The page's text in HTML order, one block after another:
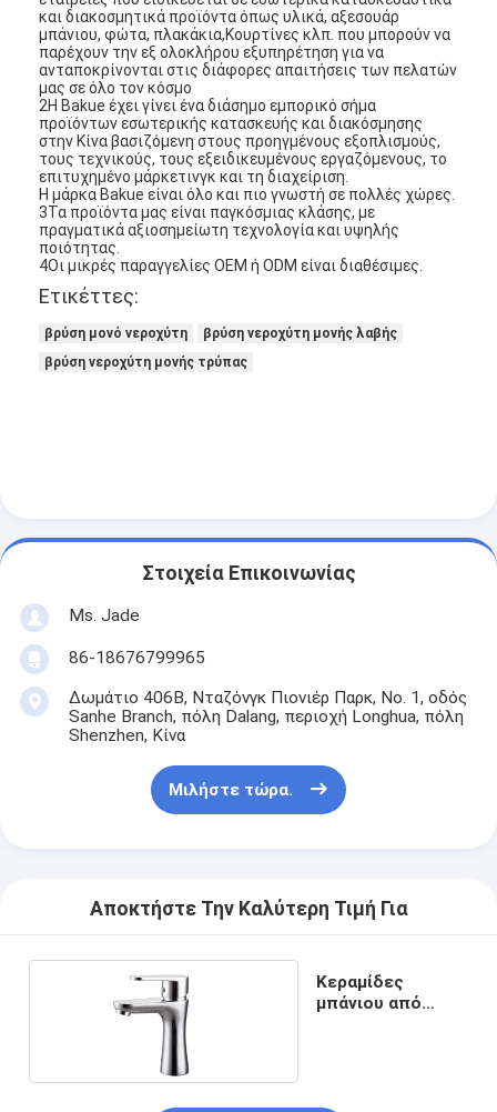
Προϊόντα
Έλεγχος ποιότητας
Επικοινωνήστε μαζί μας
Mortise κλειδαριά πορτών
Κλειδωτήρας πόρτας από ανοξείδωτο χάλυβα
πόρτα εισόδων handlesets
και διακοσμητικά προϊόντα όπως υλικά, αξεσουάρ
μπάνιου, φώτα, πλακάκια,Κουρτίνες κλπ. που μπορούν να
παρέχουν την εξ ολοκλήρου εξυπηρέτηση για να
ανταποκρίνονται στις διάφορες απαιτήσεις των πελατών
μας σε όλο τον κόσμο
2Η Bakue έχει γίνει ένα διάσημο εμπορικό σήμα
προϊόντων εσωτερικής κατασκευής και διακόσμησης
στην Κίνα βασιζόμενη στους προηγμένους εξοπλισμούς,
τους τεχνικούς, τους εξειδικευμένους εργαζόμενους, το
επιτυχημένο μάρκετινγκ και τη διαχείριση.
Η μάρκα Bakue είναι όλο και πιο γνωστή σε πολλές χώρες.
3Τα προϊόντα μας είναι παγκόσμιας κλάσης, με
πραγματικά αξιοσημείωτη τεχνολογία και υψηλής
ποιότητας.
4Οι μικρές παραγγελίες OEM ή ODM είναι διαθέσιμες.
Ετικέττες:
βρύση μονό νεροχύτη
βρύση νεροχύτη μονής λαβής
βρύση νεροχύτη μονής τρύπας
Στοιχεία Επικοινωνίας
Ms. Jade
86-18676799965
Δωμάτιο 406B, Νταζόνγκ Πιονιέρ Παρκ, Νο. 1, οδός
Sanhe Branch, πόλη Dalang, περιοχή Longhua, πόλη
Shenzhen, Κίνα
Μιλήστε τώρα.
Αποκτήστε Την Καλύτερη Τιμή Για
Κεραμίδες
μπάνιου από